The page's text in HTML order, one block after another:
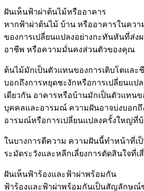
ฝันเห็นฟ้าผ่าต้นไม้หรืออาคาร
หากฟ้าผ่าต้นไม้ บ้าน หรืออาคารในคว
ของการเปลี่ยนแปลงอย่างกะทันหันที่ส่ง
อาชีพ หรือความมั่นคงส่วนตัวของคุณ
ต้นไม้มักเป็นตัวแทนของการเติบโตและ
บอกถึงการหยุดชะงักหรือการเปลี่ยนแป
เดียวกัน อาคารหรือบ้านมักเป็นตัวแทน
บุคคลและอารมณ์ ความฝันอาจบ่งบอกถึ
อารมณ์หรือการเปลี่ยนแปลงครั้งใหญ่ที่
ในบางการตีความ ความฝันนี้ทำหน้าที่เ
ระมัดระวังและหลีกเลี่ยงการตัดสินใจที่เ
ฝันเห็นฟ้าร้องและฟ้าผ่าพร้อมกัน
ฟ้าร้องและฟ้าผ่าพร้อมกันเป็นสัญลักษณ์